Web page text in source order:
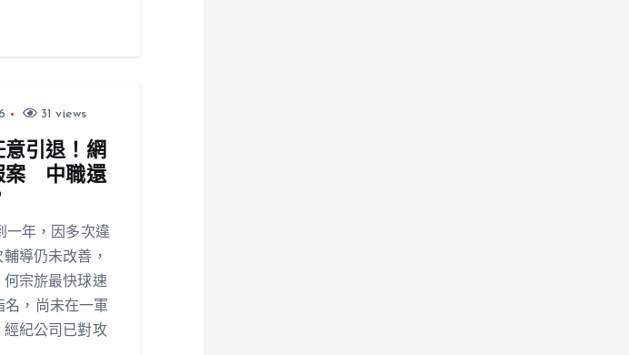
31 views
引退！網
案 中職還
一年，因多次違
導仍未改善，
宗旂最快球速
名，尚未在一軍
紀公司已對攻